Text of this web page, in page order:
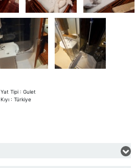
Yat Tipi : Gulet
Kıyı : Türkiye